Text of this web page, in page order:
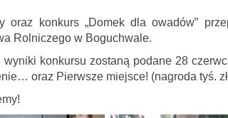
oraz konkurs „Domek dla owadów”
Rolniczego w Boguchwale.
wyniki konkursu zostaną podane 28
oraz Pierwsze miejsce! (nagroda tyś.